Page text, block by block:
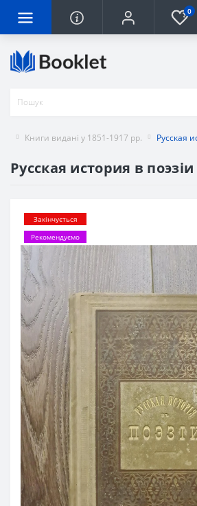
0
Книги видані у 1851-1917 рр. Русская
Русская история в поэзіи
Закінчується
Рекомендуємо